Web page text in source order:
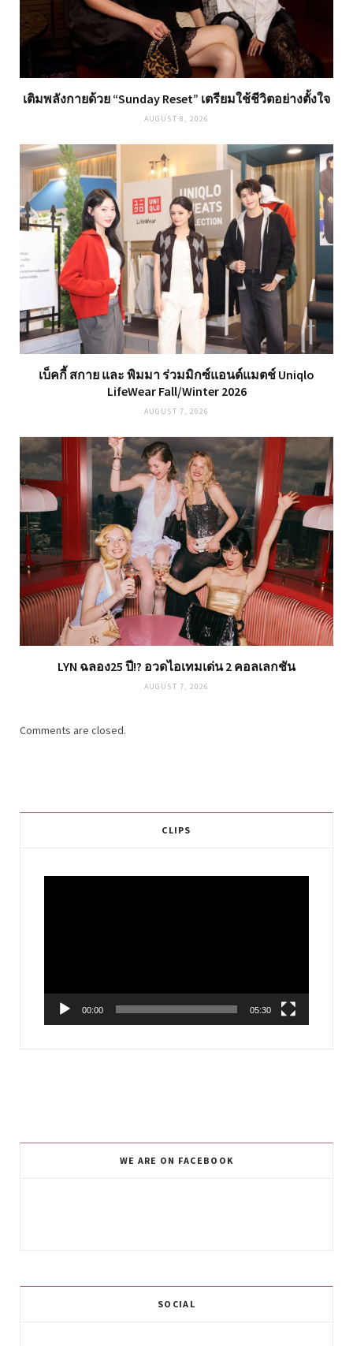
เติมพลังกายด้วย “Sunday Reset” เตรียมใช้ชีวิตอย่างตั้งใจ
AUGUST 8, 2026
เบ็คกี้ สกาย และ พิมมา ร่วมมิกซ์แอนด์แมตช์ Uniqlo
LifeWear Fall/Winter 2026
AUGUST 7, 2026
LYN ฉลอง25 ปี!? อวดไอเทมเด่น 2 คอลเลกชัน
AUGUST 7, 2026
Comments are closed.
CLIPS
00:00 05:30
WE ARE ON FACEBOOK
SOCIAL